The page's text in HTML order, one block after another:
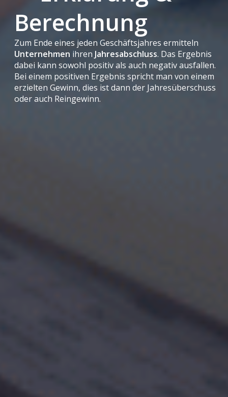
Berechnung
Zum Ende eines jeden Geschäftsjahres ermitteln
Unternehmen ihren Jahresabschluss. Das Ergebnis
dabei kann sowohl positiv als auch negativ ausfallen.
Bei einem positiven Ergebnis spricht man von einem
erzielten Gewinn, dies ist dann der Jahresüberschuss
oder auch Reingewinn.